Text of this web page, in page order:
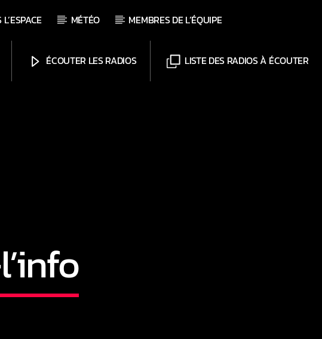
MÉTÉO MEMBRES DE L’ÉQUIPE
LISTE DES RADIOS À ÉCOUTER
ÉCOUTER LES RADIOS